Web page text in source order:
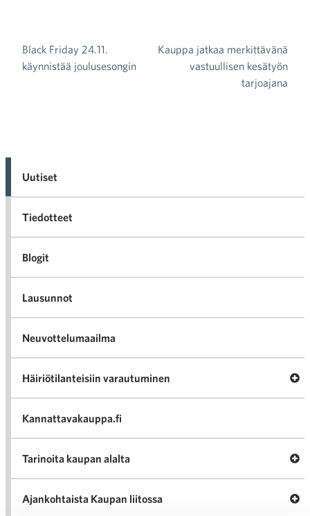
Artikkelien selaus
Black Friday 24.11.
käynnistää joulusesongin
Kauppa jatkaa merkittävänä
vastuullisen kesätyön
tarjoajana
Uutiset
Tiedotteet
Blogit
Lausunnot
Neuvottelumaailma
Häiriötilanteisiin varautuminen
Kannattavakauppa.fi
Tarinoita kaupan alalta
Ajankohtaista Kaupan liitossa